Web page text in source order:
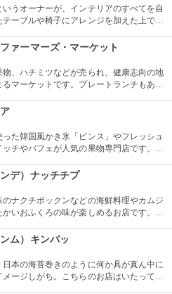
うオーナーが、インテリアのすべてを自
ーブルや椅子にアレンジを加えた上で店
んな広くオシャレな店内ではコーヒーやス
なども頂けます。
ァーマーズ・マーケット
、ハチミツなどが売られ、健康志向の地
マーケットです。プレートランチもあり
もいいですね。
た韓国風かき氷「ピンス」やフレッシュ
チやパフェが人気の果物専門店です。メ
べられるお店です。
デ）ナッチチプ
のナクチポックンなどの海鮮料理やカムジ
いおふくろの味が楽しめるお店です。お
てしまいそうです。
ム）キンパッ
本の海苔巻きのように何か具が真ん中に
ージしがち。こちらのお店はいたってシ